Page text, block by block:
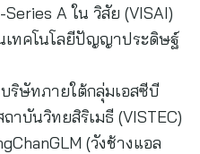
A ใน วิสัย (VISAI)
เทคโนโลยีปัญญาประดิษฐ์
บริษัทภายใต้กลุ่มเอสซีบี
าบันวิทยสิริเมธี (VISTEC)
(วังช้างแอล